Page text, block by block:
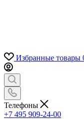
Избранные товары
Телефоны
+7 495 909-24-00